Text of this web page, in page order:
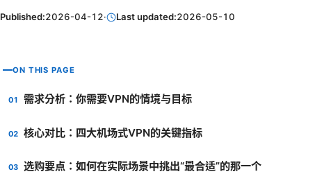
Published:2026-04-12· Last updated:2026-05-10
ON THIS PAGE
需求分析：你需要VPN的情境与目标
核心对比：四大机场式VPN的关键指标
选购要点：如何在实际场景中挑出“最合适”的那一个